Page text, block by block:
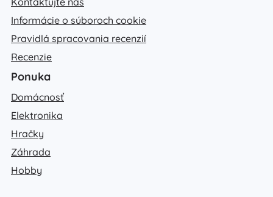
Informácie o súboroch cookie
Pravidlá spracovania recenzií
Recenzie
Ponuka
Domácnosť
Elektronika
Hračky
Záhrada
Hobby